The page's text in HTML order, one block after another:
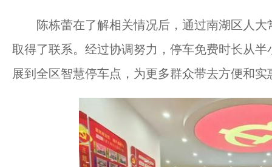
陈栋蕾在了解相关情况后，通过南湖区人大
取得了联系。经过协调努力，停车免费时长从
展到全区智慧停车点，为更多群众带去方便和实